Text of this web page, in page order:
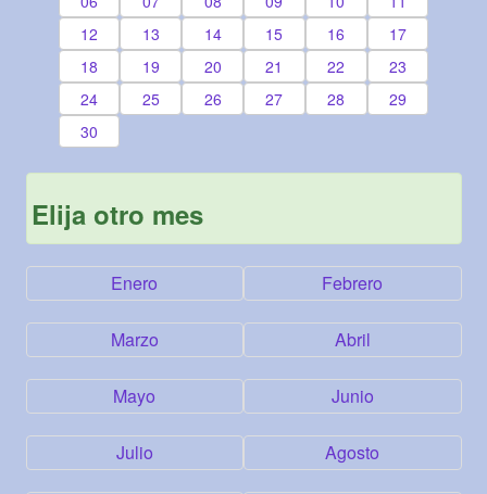
12
13 14 15 16
17
18
19 20 21 22
23
24
25 26 27 28
29
30
Elija otro mes
Enero Febrero
Marzo Abril
Mayo Junio
Julio Agosto